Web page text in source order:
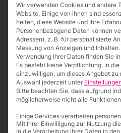
wieder für ein Projekt
Details zum Beitrag:
Wir verwenden Cookies und andere
Website. Einige von ihnen sind
helfen, diese Website und Ihre
Personenbezogene Daten können
Adressen), z. B. für personalisierte
Messung von Anzeigen und Inhalten.
Verwendung Ihrer Daten finden Sie
Es besteht keine Verpflichtung, in
einzuwilligen, um dieses Angebot zu
Auswahl jederzeit unter
Bitte beachten Sie, dass aufgrund
möglicherweise nicht alle
Einige Services verarbeiten
Mit Ihrer Einwilligung zur Nutzung
in die Verarbeitung Ihrer Daten in